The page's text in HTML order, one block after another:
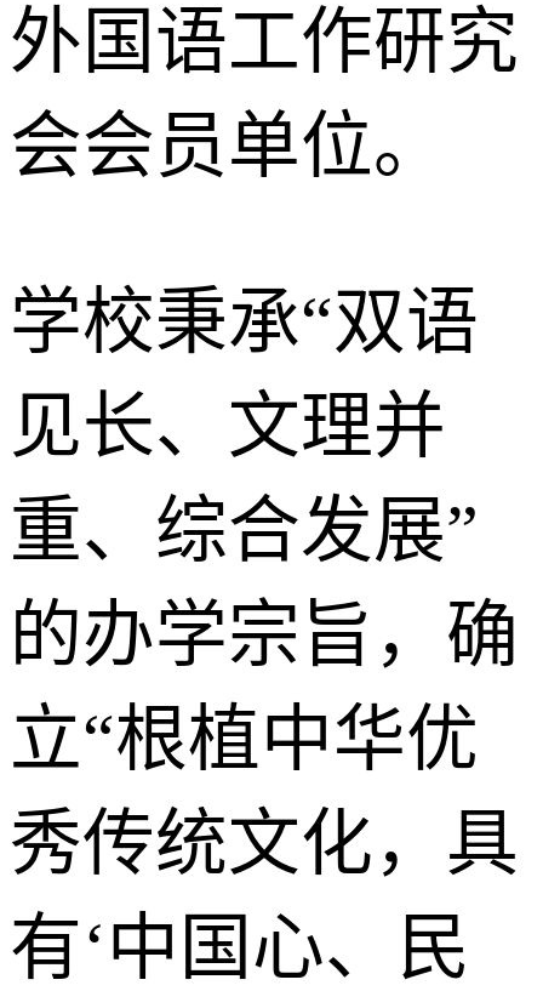
外国语工作研究
会会员单位。
学校秉承“双语
见长、文理并
重、综合发展”
的办学宗旨，确
立“根植中华优
秀传统文化，具
有‘中国心、民